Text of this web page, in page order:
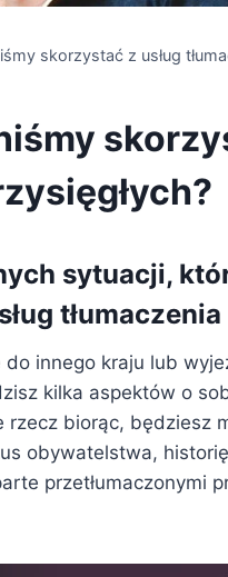
skorzystać z usług
sytuacji,
innego kraju lub
kilka aspektów o
rzecz biorąc, będziesz
obywatelstwa,
przetłumaczonymi